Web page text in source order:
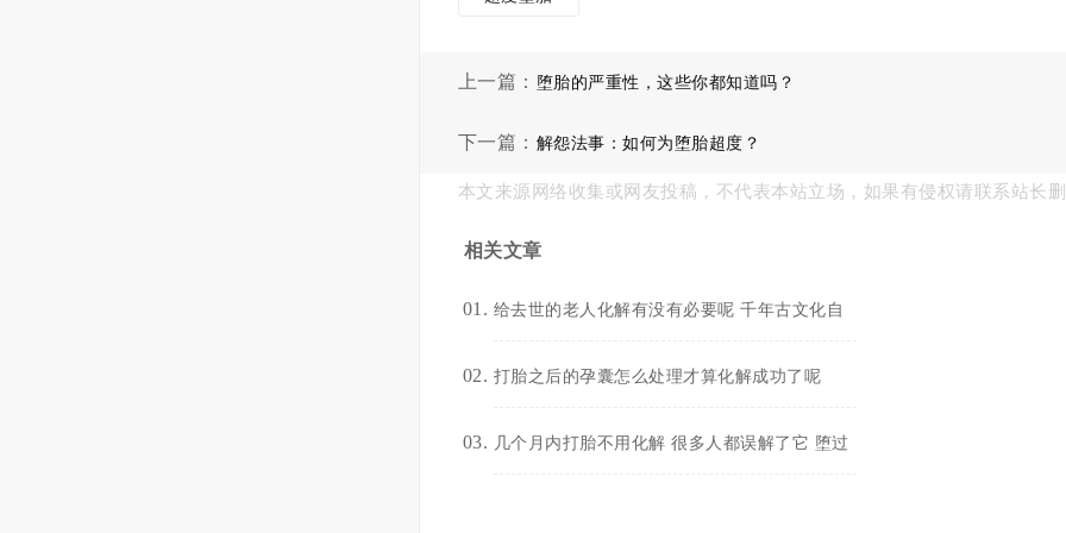
上一篇： 堕胎的严重性，这些你都知道吗？
下一篇： 解怨法事：如何为堕胎超度？
本文来源网络收集或网友投稿，不代表本站立场，如果有侵权请联系站长
相关文章
给去世的老人化解有没有必要呢 千年古文化自
打胎之后的孕囊怎么处理才算化解成功了呢
几个月内打胎不用化解 很多人都误解了它 堕过